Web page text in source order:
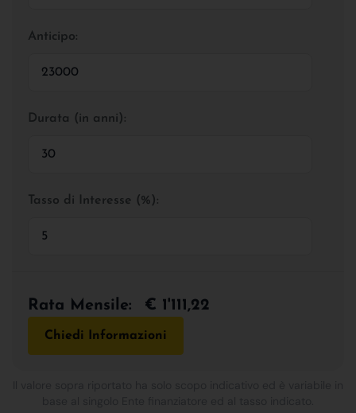
Anticipo:
Durata (in anni):
Tasso di Interesse (%):
Rata Mensile: € 1'111,22
Chiedi Informazioni